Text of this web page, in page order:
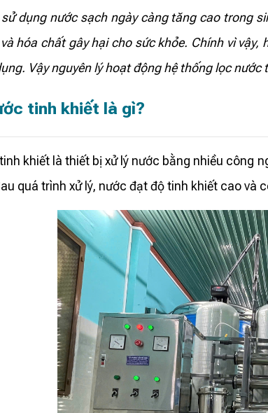
dụng nước sạch ngày càng tăng cao trong
hóa chất gây hại cho sức khỏe. Chính vì
Vậy nguyên lý hoạt động hệ thống lọc
tinh khiết là gì?
khiết là thiết bị xử lý nước bằng nhiều công
quá trình xử lý, nước đạt độ tinh khiết cao